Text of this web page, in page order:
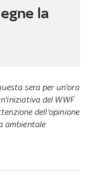
la
sera per un'ora
del WWF
dell'opinione
ambientale